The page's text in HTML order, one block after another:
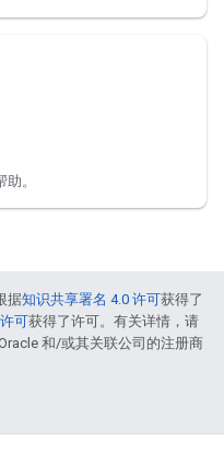
。
据知识共享署名 4.0 许可获得了
可获得了许可。有关详情，请
和/或其关联公司的注册商